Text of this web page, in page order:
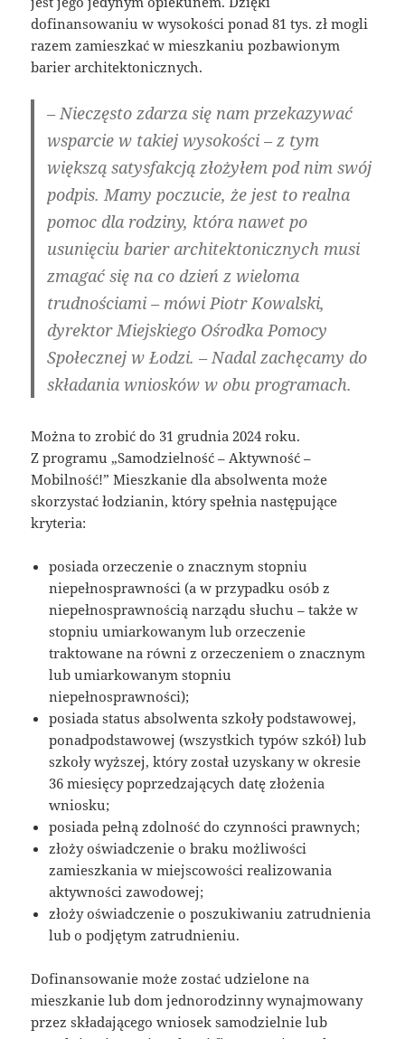
dofinansowaniu w wysokości ponad 81 tys. zł mogli
razem zamieszkać w mieszkaniu pozbawionym
barier architektonicznych.
– Nieczęsto zdarza się nam przekazywać
wsparcie w takiej wysokości – z tym
większą satysfakcją złożyłem pod nim swój
podpis. Mamy poczucie, że jest to realna
pomoc dla rodziny, która nawet po
usunięciu barier architektonicznych musi
zmagać się na co dzień z wieloma
trudnościami – mówi Piotr Kowalski,
dyrektor Miejskiego Ośrodka Pomocy
Społecznej w Łodzi. – Nadal zachęcamy do
składania wniosków w obu programach.
Można to zrobić do 31 grudnia 2024 roku.
Z programu „Samodzielność – Aktywność –
Mobilność!” Mieszkanie dla absolwenta może
skorzystać łodzianin, który spełnia następujące
kryteria:
posiada orzeczenie o znacznym stopniu
niepełnosprawności (a w przypadku osób z
niepełnosprawnością narządu słuchu – także w
stopniu umiarkowanym lub orzeczenie
traktowane na równi z orzeczeniem o znacznym
lub umiarkowanym stopniu
niepełnosprawności);
posiada status absolwenta szkoły podstawowej,
ponadpodstawowej (wszystkich typów szkół) lub
szkoły wyższej, który został uzyskany w okresie
36 miesięcy poprzedzających datę złożenia
wniosku;
posiada pełną zdolność do czynności prawnych;
złoży oświadczenie o braku możliwości
zamieszkania w miejscowości realizowania
aktywności zawodowej;
złoży oświadczenie o poszukiwaniu zatrudnienia
lub o podjętym zatrudnieniu.
Dofinansowanie może zostać udzielone na
mieszkanie lub dom jednorodzinny wynajmowany
przez składającego wniosek samodzielnie lub